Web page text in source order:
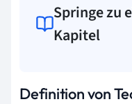
Springe zu
Kapitel
Definition von